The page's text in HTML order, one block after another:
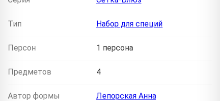
Тип Набор для специй
Персон 1 персона
Предметов 4
Автор формы
Лепорская Анна